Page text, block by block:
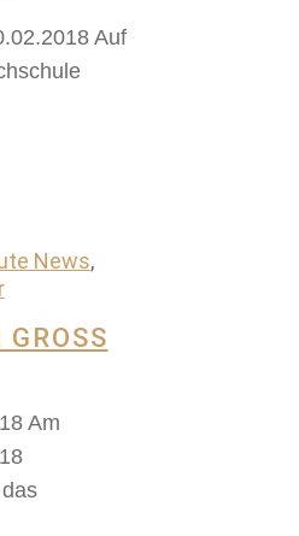
Auf
News,
U
Am